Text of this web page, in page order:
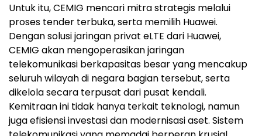
Untuk itu, CEMIG mencari mitra strategis melalui
proses tender terbuka, serta memilih Huawei.
Dengan solusi jaringan privat eLTE dari Huawei,
CEMIG akan mengoperasikan jaringan
telekomunikasi berkapasitas besar yang mencakup
seluruh wilayah di negara bagian tersebut, serta
dikelola secara terpusat dari pusat kendali.
Kemitraan ini tidak hanya terkait teknologi, namun
juga efisiensi investasi dan modernisasi aset. Sistem